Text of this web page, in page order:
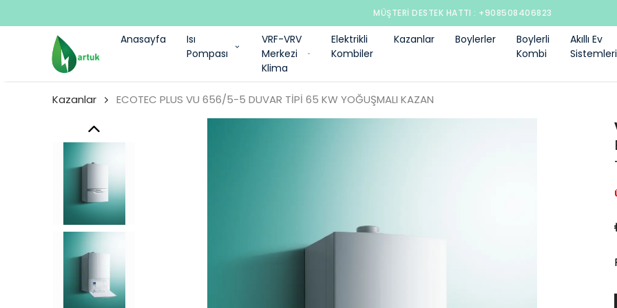
MÜŞTERI DESTEK HATTI : +908508406823
Anasayfa
Isı
Pompası
VRF-VRV
Merkezi
Klima
Elektrikli
Kombiler
Kazanlar Boylerler
Boylerli
Kombi
Akıllı Ev
Sistemleri
Kazanlar ECOTEC PLUS VU 656/5-5 DUVAR TİPİ 65 KW YOĞUŞMALI KAZAN